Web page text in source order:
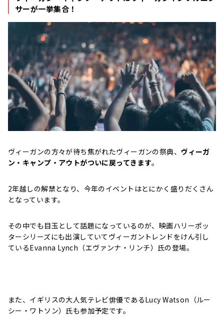
サーが一挙集合！
ヴィーガンの方々が待ち焦がれたヴィーガンの祭典、 ヴィーガ
ン・キャンプ・アウトがついに戻ってきます。
2年越しの解禁となり、今年のイベントはとにかく盛りだくさん
となっています。
その中でも目玉として話題になっているのが、映画ハリーポッ
ターシリーズにも出演していてヴィーガントレンドをけん引し
ているEvanna Lynch（エヴァンナ・リンチ）氏の登場。
また、イギリスの大人気テレビ俳優であるLucy Watson（ルー
シー・ワトソン）氏も参加予定です。